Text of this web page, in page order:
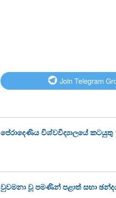
Join Telegram
පේරාදෙණිය විශ්වවිද්‍යාලයේ කටයුතු
වුවමනා වූ පමණින් පළාත් සභා